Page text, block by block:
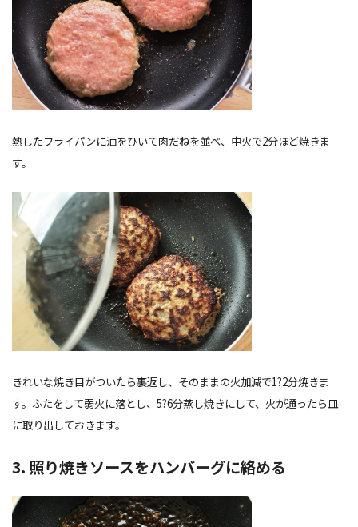
熱したフライパンに油をひいて肉だねを並べ、中火で2分ほど焼きま
す。
きれいな焼き目がついたら裏返し、そのままの火加減で1?2分焼きま
す。ふたをして弱火に落とし、5?6分蒸し焼きにして、火が通ったら皿
に取り出しておきます。
3. 照り焼きソースをハンバーグに絡める